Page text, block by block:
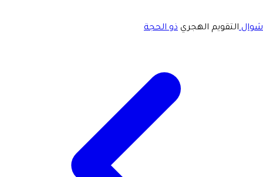
شوالالتقويم الهجري ذو الحجة